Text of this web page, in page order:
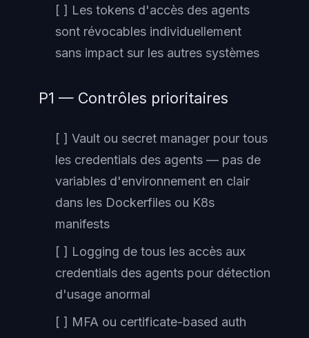
[ ] Les tokens d'accès des agents
sont révocables individuellement
sans impact sur les autres systèmes
P1 — Contrôles prioritaires
[ ] Vault ou secret manager pour tous
les credentials des agents — pas de
variables d'environnement en clair
dans les Dockerfiles ou K8s
manifests
[ ] Logging de tous les accès aux
credentials des agents pour détection
d'usage anormal
[ ] MFA ou certificate-based auth